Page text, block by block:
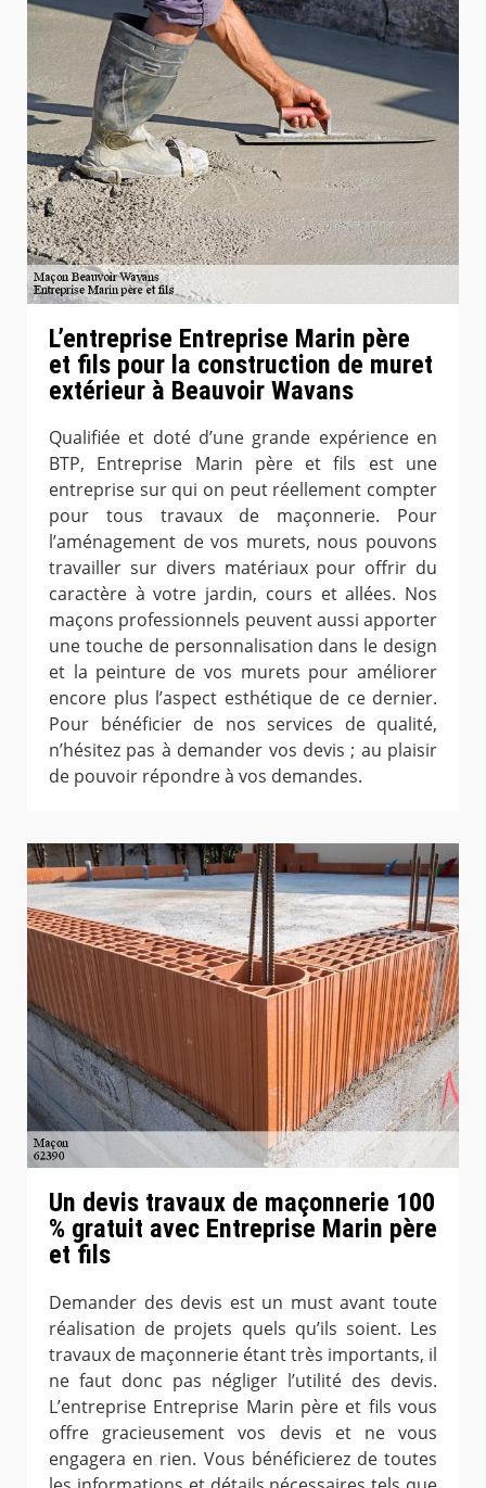
L’entreprise Entreprise Marin père
et fils pour la construction de muret
extérieur à Beauvoir Wavans
Qualifiée et doté d’une grande expérience en
BTP, Entreprise Marin père et fils est une
entreprise sur qui on peut réellement compter
pour tous travaux de maçonnerie. Pour
l’aménagement de vos murets, nous pouvons
travailler sur divers matériaux pour offrir du
caractère à votre jardin, cours et allées. Nos
maçons professionnels peuvent aussi apporter
une touche de personnalisation dans le design
et la peinture de vos murets pour améliorer
encore plus l’aspect esthétique de ce dernier.
Pour bénéficier de nos services de qualité,
n’hésitez pas à demander vos devis ; au plaisir
de pouvoir répondre à vos demandes.
Un devis travaux de maçonnerie 100
% gratuit avec Entreprise Marin père
et fils
Demander des devis est un must avant toute
réalisation de projets quels qu’ils soient. Les
travaux de maçonnerie étant très importants, il
ne faut donc pas négliger l’utilité des devis.
L’entreprise Entreprise Marin père et fils vous
offre gracieusement vos devis et ne vous
engagera en rien. Vous bénéficierez de toutes